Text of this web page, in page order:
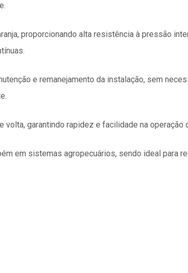
proporcionando alta resistência à pressão
e remanejamento da instalação, sem
garantindo rapidez e facilidade na operação
em sistemas agropecuários, sendo ideal para